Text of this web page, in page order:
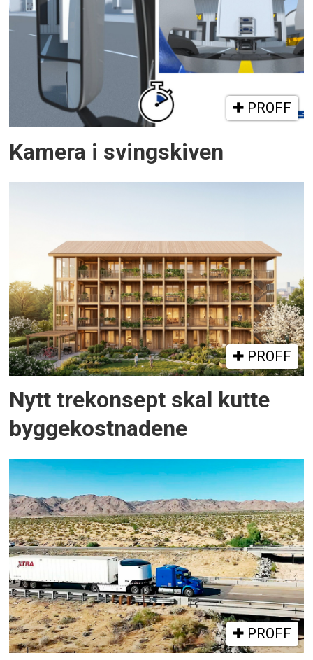
PROFF
Kamera i svingskiven
PROFF
Nytt trekonsept skal kutte
byggekostnadene
PROFF